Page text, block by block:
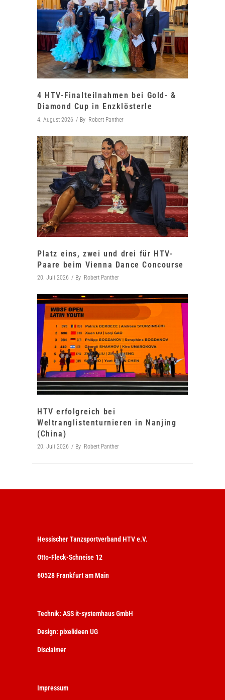
4 HTV-Finalteilnahmen bei Gold- &
Diamond Cup in Enzklösterle
4. August 2026 By Robert Panther
Platz eins, zwei und drei für HTV-
Paare beim Vienna Dance Concourse
20. Juli 2026 By Robert Panther
HTV erfolgreich bei
Weltranglistenturnieren in Nanjing
(China)
20. Juli 2026 By Robert Panther
Hessischer Tanzsportverband HTV e.V.
Otto-Fleck-Schneise 12
60528 Frankfurt am Main
Technik: ASS it-systemhaus GmbH
Design: pixelideen UG
Disclaimer
Impressum